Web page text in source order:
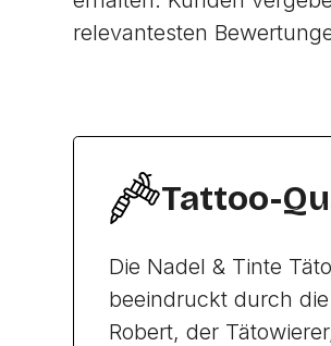
relevantesten
Tattoo-
Die Nadel & Tinte
beeindruckt durch
Robert, der